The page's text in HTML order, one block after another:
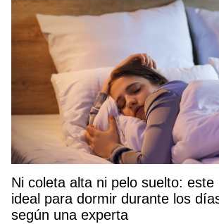
Ni coleta alta ni pelo suelto: este
ideal para dormir durante los
según una experta